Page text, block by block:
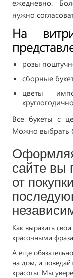
ежедневно.
нужно
На
розы
сборные
цветы
Все букеты с
Можно выбрать
сайте вы
от
Как выразить
красочными
А еще
на дом, и
красоты. Мы